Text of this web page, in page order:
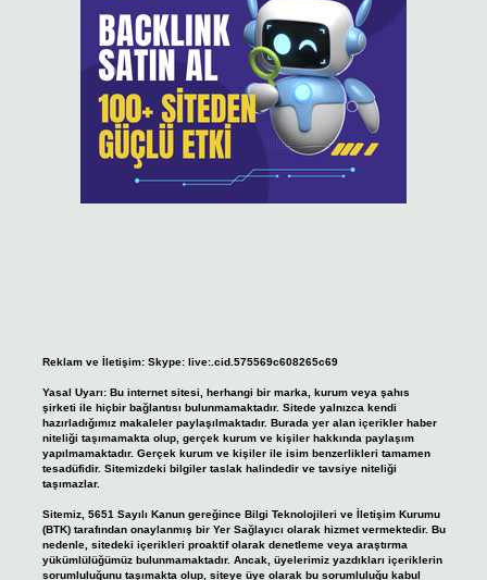
Reklam ve İletişim: Skype: live:.cid.575569c608265c69
Yasal Uyarı: Bu internet sitesi, herhangi bir marka, kurum veya şahıs
şirketi ile hiçbir bağlantısı bulunmamaktadır. Sitede yalnızca kendi
hazırladığımız makaleler paylaşılmaktadır. Burada yer alan içerikler haber
niteliği taşımamakta olup, gerçek kurum ve kişiler hakkında paylaşım
yapılmamaktadır. Gerçek kurum ve kişiler ile isim benzerlikleri tamamen
tesadüfidir. Sitemizdeki bilgiler taslak halindedir ve tavsiye niteliği
taşımazlar.
Sitemiz, 5651 Sayılı Kanun gereğince Bilgi Teknolojileri ve İletişim Kurumu
(BTK) tarafından onaylanmış bir Yer Sağlayıcı olarak hizmet vermektedir. Bu
nedenle, sitedeki içerikleri proaktif olarak denetleme veya araştırma
yükümlülüğümüz bulunmamaktadır. Ancak, üyelerimiz yazdıkları içeriklerin
sorumluluğunu taşımakta olup, siteye üye olarak bu sorumluluğu kabul